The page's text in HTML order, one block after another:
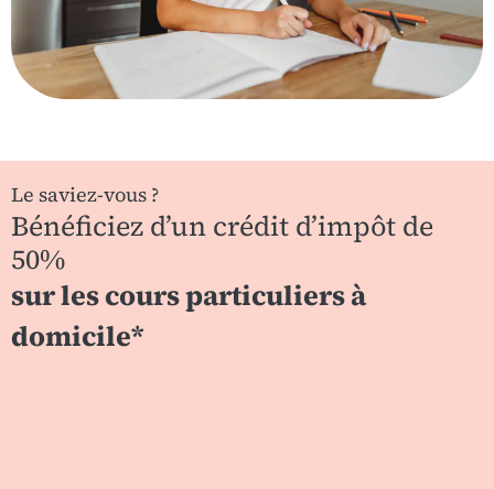
Le saviez-vous ?
Bénéficiez d’un crédit d’impôt de
50%
sur les cours particuliers à
domicile*